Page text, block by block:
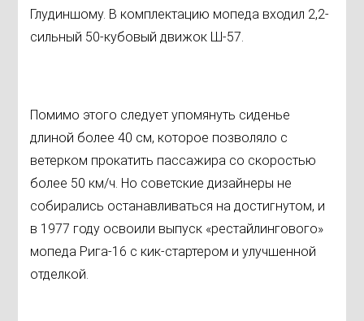
Глудиншому. В комплектацию мопеда входил 2,2-
сильный 50-кубовый движок Ш-57.
Помимо этого следует упомянуть сиденье
длиной более 40 см, которое позволяло с
ветерком прокатить пассажира со скоростью
более 50 км/ч. Но советские дизайнеры не
собирались останавливаться на достигнутом, и
в 1977 году освоили выпуск «рестайлингового»
мопеда Рига-16 с кик-стартером и улучшенной
отделкой.